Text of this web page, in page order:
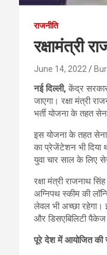
राजनीति
रक्षामंत्री
June 14, 2022
नई दिल्ली, केंद्र सरकार
जाएगा। रक्षा मंत्री
भर्ती योजना के तहत
इस योजना के तहत सेना
का प्रेजेंटेशन भी दिया
युवा चार साल के लिए
रक्षा मंत्री राजनाथ
अग्निपथ स्कीम की
लेवल भी अच्छा रहेगा।
और डिसएबिलिटी पैकेज
पूरे देश में आयोजित की